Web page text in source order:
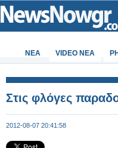
ΝΕΑ VIDEO NEA
Στις φλόγες
2012-08-07 20:41:58